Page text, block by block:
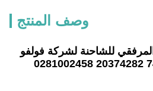
وصف المنتج
للشاحنة لشركة فولفو